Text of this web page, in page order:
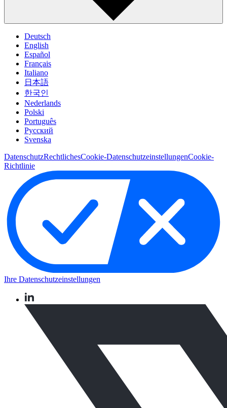
Deutsch
English
Español
Français
Italiano
日本語
한국인
Nederlands
Polski
Português
Pусский
Svenska
DatenschutzRechtlichesCookie-DatenschutzeinstellungenCookie-
Richtlinie
Ihre Datenschutzeinstellungen